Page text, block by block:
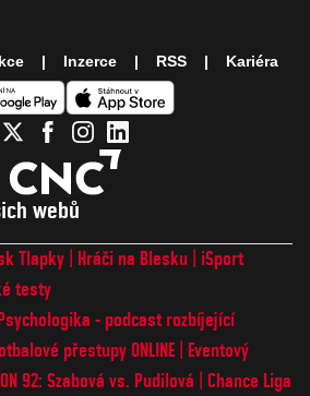
webů
Tlapky Hráči na Blesku
iSport
testy
- podcast rozbíjející
přestupy ONLINE
Eventový
92: Szabová vs. Pudilová
Chance Liga
Inzerce RSS Kariéra